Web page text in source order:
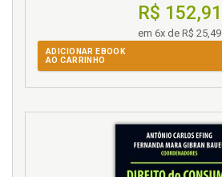
R$ 152,91
em 6x de R$ 25,49
ADICIONAR EBOOK
AO CARRINHO